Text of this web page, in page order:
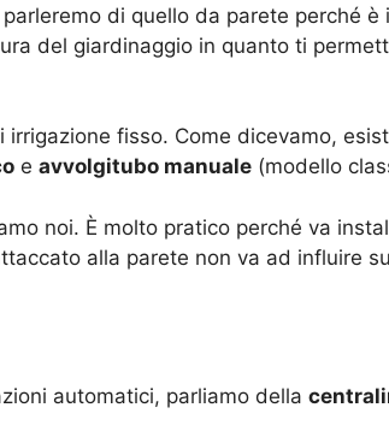
di quello da parete perché
del giardinaggio in quanto ti
fisso. Come dicevamo,
e avvolgitubo manuale (modello
noi. È molto pratico perché va
alla parete non va ad influire
automatici, parliamo della